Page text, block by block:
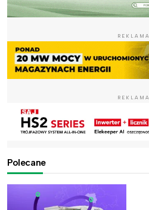
REKLAMA
REKLAMA
Polecane